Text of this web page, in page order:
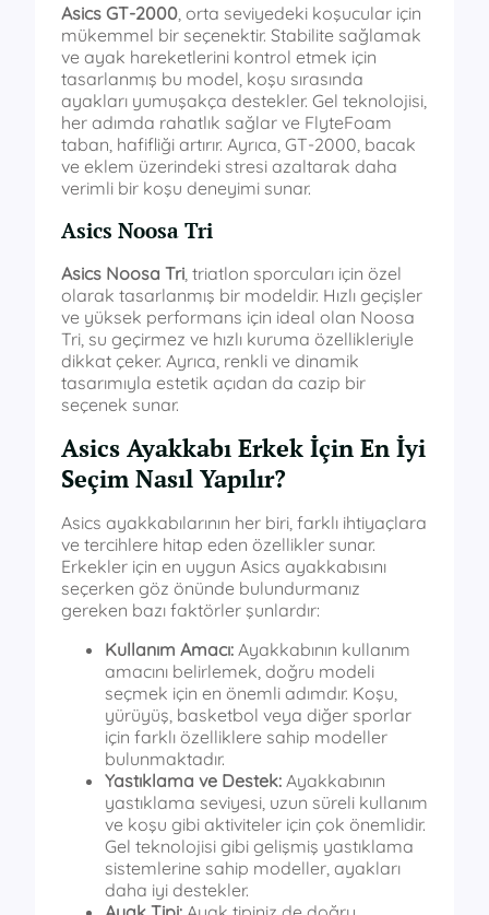
Asics GT-2000 , orta seviyedeki koşucular için
mükemmel bir seçenektir. Stabilite sağlamak
ve ayak hareketlerini kontrol etmek için
tasarlanmış bu model, koşu sırasında
ayakları yumuşakça destekler. Gel teknolojisi,
her adımda rahatlık sağlar ve FlyteFoam
taban, hafifliği artırır. Ayrıca, GT-2000, bacak
ve eklem üzerindeki stresi azaltarak daha
verimli bir koşu deneyimi sunar.
Asics Noosa Tri
Asics Noosa Tri , triatlon sporcuları için özel
olarak tasarlanmış bir modeldir. Hızlı geçişler
ve yüksek performans için ideal olan Noosa
Tri, su geçirmez ve hızlı kuruma özellikleriyle
dikkat çeker. Ayrıca, renkli ve dinamik
tasarımıyla estetik açıdan da cazip bir
seçenek sunar.
Asics Ayakkabı Erkek İçin En İyi
Seçim Nasıl Yapılır?
Asics ayakkabılarının her biri, farklı ihtiyaçlara
ve tercihlere hitap eden özellikler sunar.
Erkekler için en uygun Asics ayakkabısını
seçerken göz önünde bulundurmanız
gereken bazı faktörler şunlardır:
Kullanım Amacı: Ayakkabının kullanım
amacını belirlemek, doğru modeli
seçmek için en önemli adımdır. Koşu,
yürüyüş, basketbol veya diğer sporlar
için farklı özelliklere sahip modeller
bulunmaktadır.
Yastıklama ve Destek: Ayakkabının
yastıklama seviyesi, uzun süreli kullanım
ve koşu gibi aktiviteler için çok önemlidir.
Gel teknolojisi gibi gelişmiş yastıklama
sistemlerine sahip modeller, ayakları
daha iyi destekler.